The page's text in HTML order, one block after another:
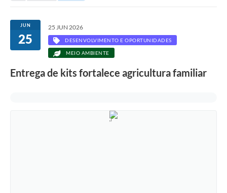
JUN
25
25 JUN 2026
DESENVOLVIMENTO E OPORTUNIDADES
MEIO AMBIENTE
Entrega de kits fortalece agricultura familiar